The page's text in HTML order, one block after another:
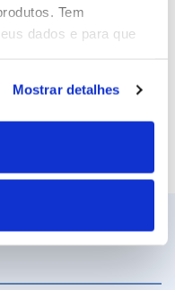
Tem
dados e para que
de:
a sua localização
uma precisão de
(impressão
na
Mostrar detalhes